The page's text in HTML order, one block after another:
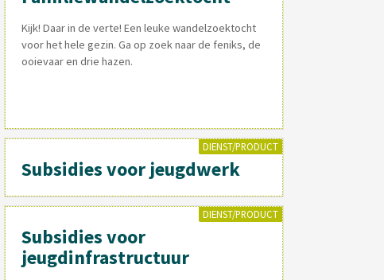
Kijk! Daar in de verte! Een leuke wandelzoektocht
voor het hele gezin. Ga op zoek naar de feniks, de
ooievaar en drie hazen.
DIENST/PRODUCT
Subsidies voor jeugdwerk
DIENST/PRODUCT
Subsidies voor
jeugdinfrastructuur